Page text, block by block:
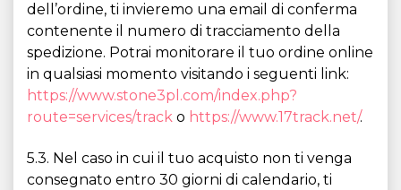
dell’ordine, ti invieremo una email di conferma
contenente il numero di tracciamento della
spedizione. Potrai monitorare il tuo ordine online
in qualsiasi momento visitando i seguenti link:
https://www.stone3pl.com/index.php?
route=services/track o https://www.17track.net/.
5.3. Nel caso in cui il tuo acquisto non ti venga
consegnato entro 30 giorni di calendario, ti